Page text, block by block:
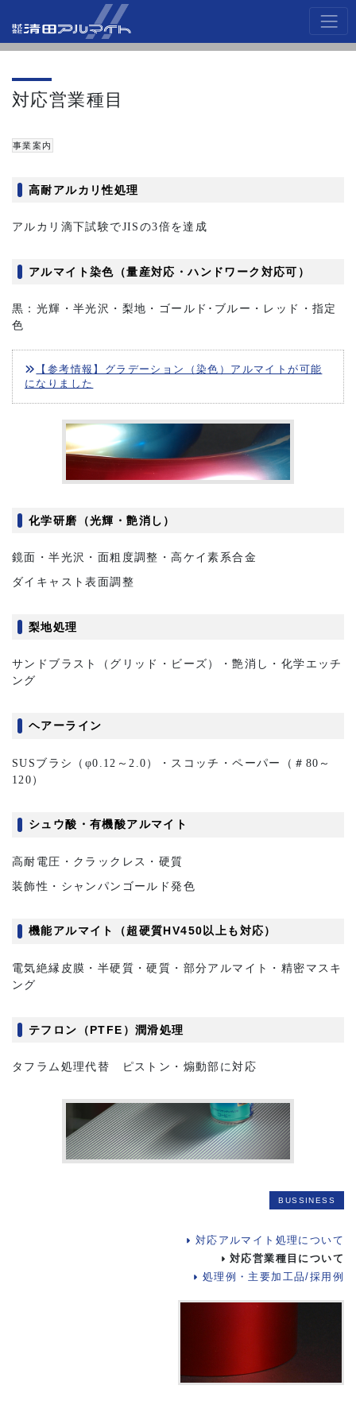
対応営業種目
事業案内
高耐アルカリ性処理
アルカリ滴下試験でJISの3倍を達成
アルマイト染色（量産対応・ハンドワーク対応可）
黒：光輝・半光沢・梨地・ゴールド･ブルー・レッド・指定
色
【参考情報】グラデーション（染色）アルマイトが可能
になりました
化学研磨（光輝・艶消し）
鏡面・半光沢・面粗度調整・高ケイ素系合金
ダイキャスト表面調整
梨地処理
サンドブラスト（グリッド・ビーズ）・艶消し・化学エッチ
ング
ヘアーライン
SUSブラシ（φ0.12～2.0）・スコッチ・ペーパー（＃80～
120）
シュウ酸・有機酸アルマイト
高耐電圧・クラックレス・硬質
装飾性・シャンパンゴールド発色
機能アルマイト（超硬質HV450以上も対応）
電気絶縁皮膜・半硬質・硬質・部分アルマイト・精密マスキ
ング
テフロン（PTFE）潤滑処理
タフラム処理代替 ピストン・煽動部に対応
BUSSINESS
対応アルマイト処理について
対応営業種目について
処理例・主要加工品/採用例